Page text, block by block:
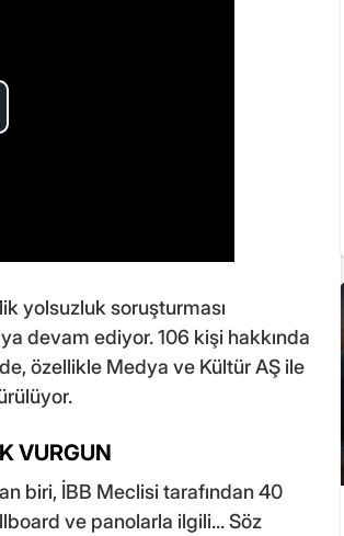
yolsuzluk soruşturması
devam ediyor. 106 kişi hakkında
özellikle Medya ve Kültür AŞ ile
VURGUN
biri, İBB Meclisi tarafından 40
ve panolarla ilgili... Söz